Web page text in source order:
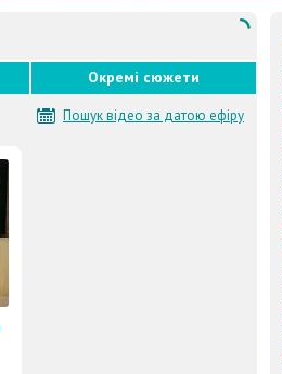
Окремі сюжети
Пошук відео за датою ефіру